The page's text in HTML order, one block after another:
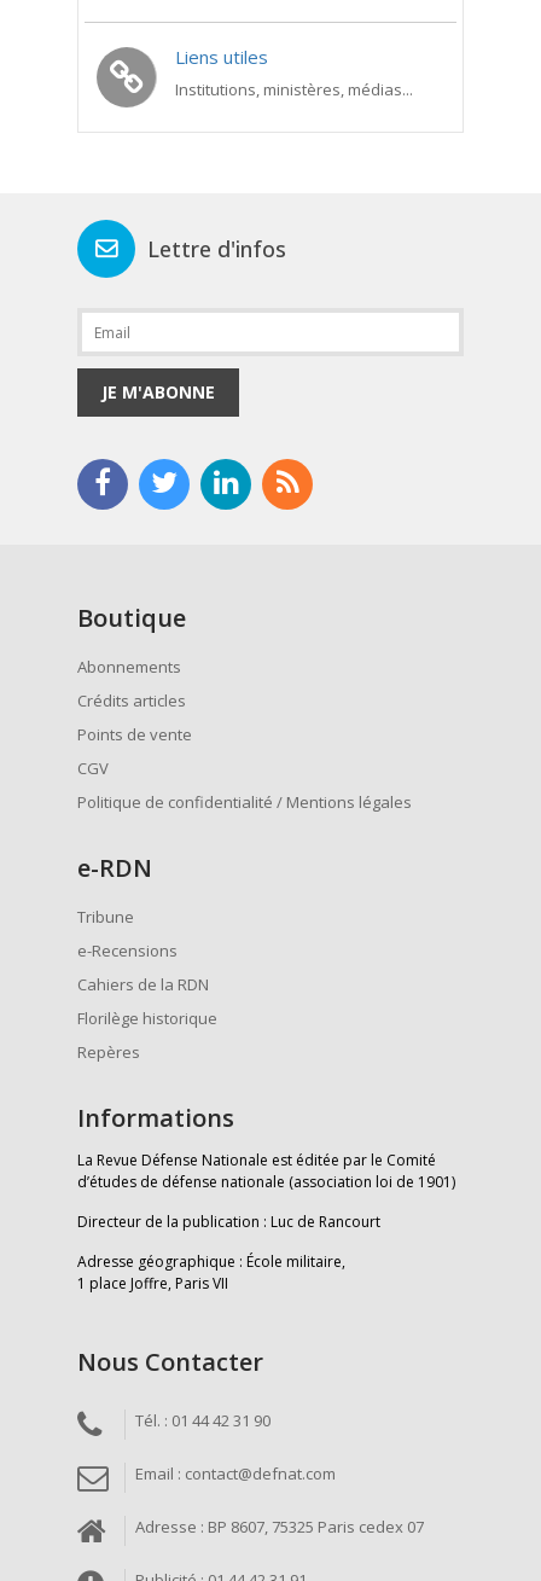
Liens utiles
Institutions, ministères, médias...
Lettre d'infos
JE M'ABONNE
Boutique
Abonnements
Crédits articles
Points de vente
CGV
Politique de confidentialité / Mentions légales
e-RDN
Tribune
e-Recensions
Cahiers de la RDN
Florilège historique
Repères
Informations
La Revue Défense Nationale est éditée par le Comité
d’études de défense nationale (association loi de 1901)
Directeur de la publication : Luc de Rancourt
Adresse géographique : École militaire,
1 place Joffre, Paris VII
Nous Contacter
Tél. : 01 44 42 31 90
Email : contact@defnat.com
Adresse : BP 8607, 75325 Paris cedex 07